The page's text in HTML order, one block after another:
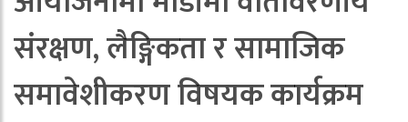
संरक्षण, लैङ्गिकता र सामाजिक
समावेशीकरण विषयक कार्यक्रम